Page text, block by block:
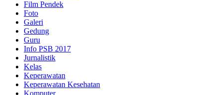
Film Pendek
Foto
Galeri
Gedung
Guru
Info PSB 2017
Jurnalistik
Kelas
Keperawatan
Keperawatan Kesehatan
Komputer